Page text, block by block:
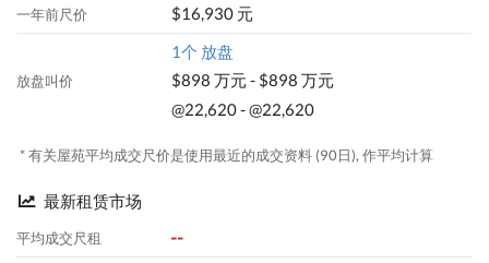
一年前尺价 $16,930 元
放盘叫价
1个 放盘
$898 万元 - $898 万元
@22,620 - @22,620
* 有关屋苑平均成交尺价是使用最近的成交资料 (90日), 作平均计算
最新租赁市场
平均成交尺租 --